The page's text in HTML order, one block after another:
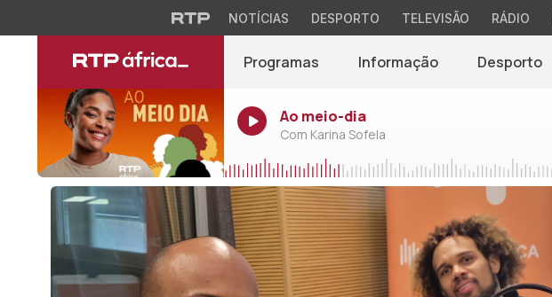
NOTÍCIAS DESPORTO TELEVISÃO RÁDIO
Programas Informação Desporto
Ao meio-dia
Com Karina Sofela